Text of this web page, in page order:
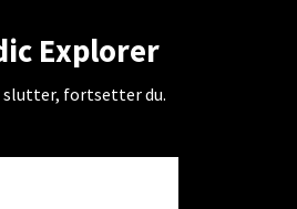
Explorer
slutter, fortsetter du.